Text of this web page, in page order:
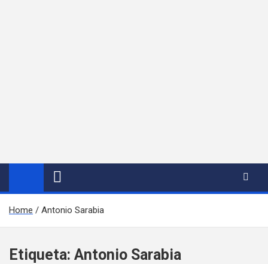
Home Antonio Sarabia
Etiqueta: Antonio Sarabia